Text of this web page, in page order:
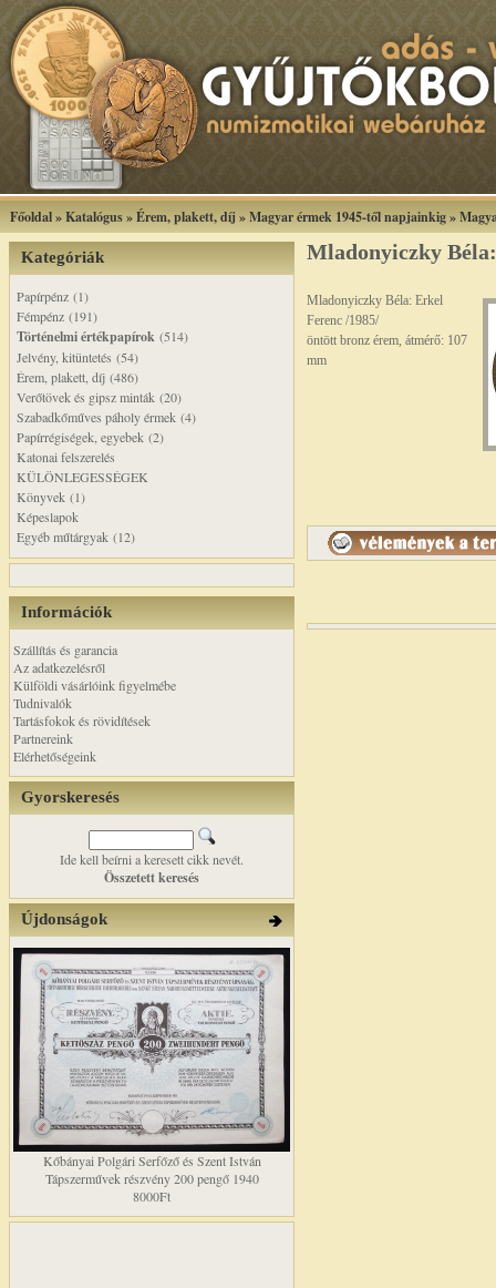
Főoldal»Katalógus»Érem, plakett, díj »Magyar érmek 1945-től napjainkig»
Kategóriák
Papírpénz (1)
Fémpénz (191)
Történelmi értékpapírok (514)
Jelvény, kitüntetés (54)
Érem, plakett, díj (486)
Verőtövek és gipsz minták (20)
Szabadkőműves páholy érmek (4)
Papírrégiségek, egyebek (2)
Katonai felszerelés
KÜLÖNLEGESSÉGEK
Könyvek (1)
Képeslapok
Egyéb műtárgyak (12)
Információk
Szállítás és garancia
Az adatkezelésről
Külföldi vásárlóink figyelmébe
Tudnivalók
Tartásfokok és rövidítések
Partnereink
Elérhetőségeink
Gyorskeresés
Ide kell beírni a keresett cikk nevét.
Összetett keresés
Újdonságok
Kőbányai Polgári Serfőző és Szent István
Tápszerművek részvény 200 pengő 1940
8000Ft
Mladonyiczky
Mladonyiczky Béla: Erkel
Ferenc /1985/
öntött bronz érem, átmérő: 107
mm